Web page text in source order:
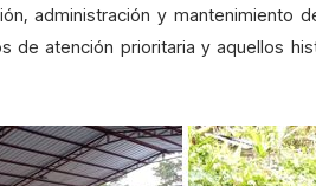
administración y mantenimiento
de atención prioritaria y aquellos